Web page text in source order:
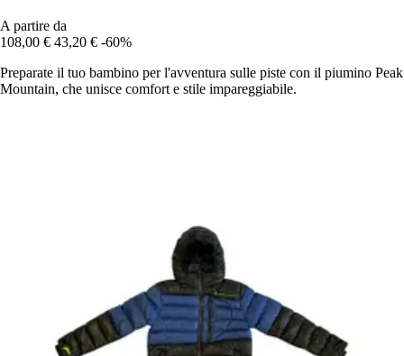
A partire da
108,00 € 43,20 € -60%
Preparate il tuo bambino per l'avventura sulle piste con il piumino Peak
Mountain, che unisce comfort e stile impareggiabile.